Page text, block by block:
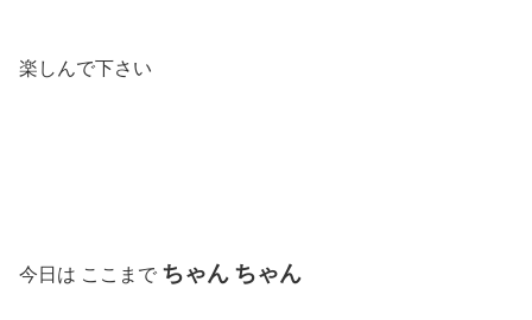
楽しんで下さい
今日は ここまで ちゃん ちゃん